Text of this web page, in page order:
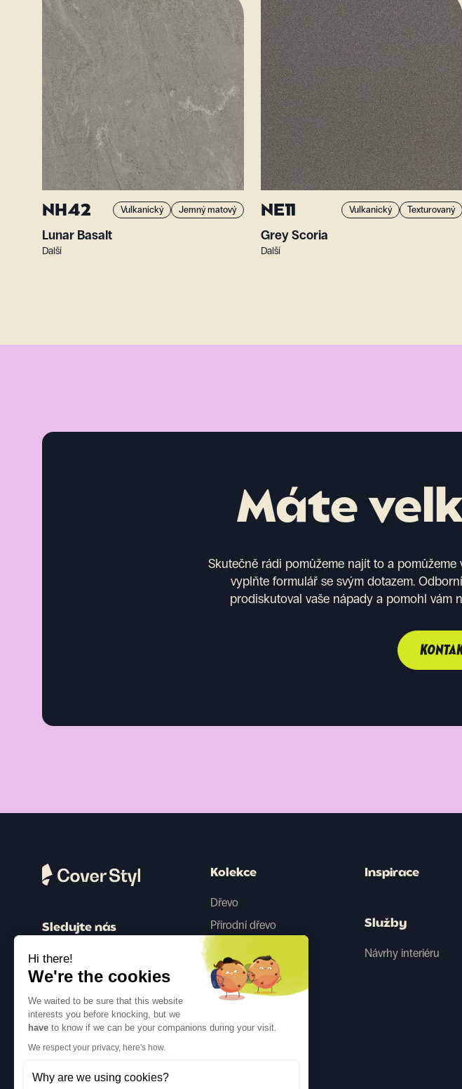
NH42 Vulkanický Jemný matový
Lunar Basalt
Další
NE11 Vulkanický Texturovaný
Grey Scoria
Další
Máte
Skutečně rádi pomůžeme najít to a
vyplňte formulář se svým dotazem.
prodiskutoval vaše nápady a pomohl vám
Sledujte nás
Kolekce
Dřevo
Přírodní dřevo
Beton
Kovový
Inspirace
Služby
Návrhy interiéru
Hi there!
We're the cookies
We waited to be sure that this website
interests you before knocking, but we
have to know if we can be your companions during your visit.
We respect your privacy, here's how.
Why are we using cookies?